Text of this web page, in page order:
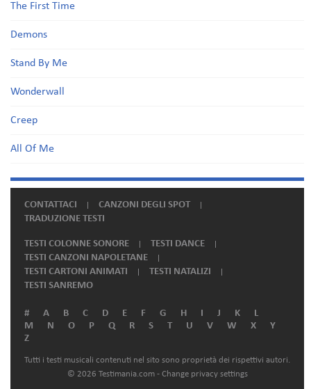
The First Time
Demons
Stand By Me
Wonderwall
Creep
All Of Me
CONTATTACI
CANZONI DEGLI SPOT
TRADUZIONE TESTI
TESTI COLONNE SONORE
TESTI DANCE
TESTI CANZONI NAPOLETANE
TESTI CARTONI ANIMATI
TESTI NATALIZI
TESTI SANREMO
# A B C D E F G H I J K
L
M
N O P Q R S T U V W X
Y
Z
Tutti i testi musicali contenuti nel sito sono proprietà dei rispettivi autori.
© 2026 Testimania.com - Change privacy settings